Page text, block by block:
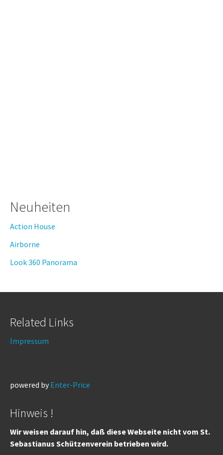
Neuheiten
Action House
Airborne
Look 360 Panorama
Related Links
Impressum
powered by Enter-Price
Hinweis !
Wir weisen darauf hin, daß diese Webseite nicht vom St.
Sebastianus Schützenverein betrieben wird.